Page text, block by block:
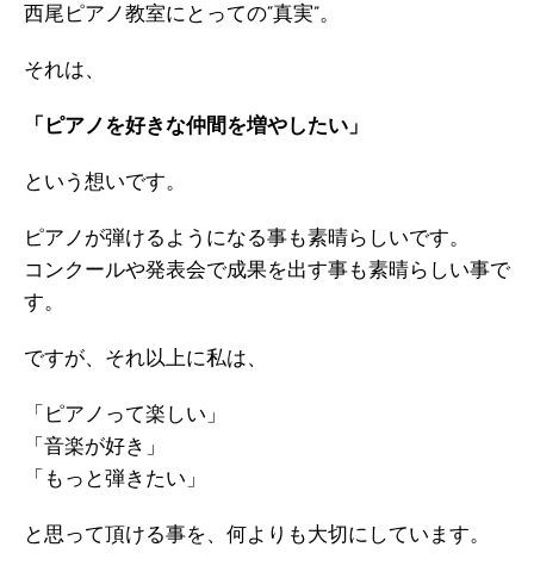
西尾ピアノ教室にとっての“真実”。
それは、
「ピアノを好きな仲間を増やしたい」
という想いです。
ピアノが弾けるようになる事も素晴らしいです。
コンクールや発表会で成果を出す事も素晴らしい事で
す。
ですが、それ以上に私は、
「ピアノって楽しい」
「音楽が好き」
「もっと弾きたい」
と思って頂ける事を、何よりも大切にしています。